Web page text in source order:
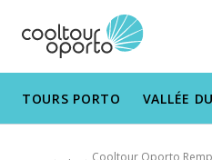
TOURS PORTO VALLÉE
Cooltour Oporto